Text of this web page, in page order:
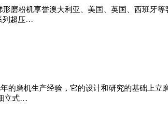
磨粉机享誉澳大利亚、美国、英国、西班牙
列超压…
的磨机生产经验，它的设计和研究的基础上
立式…